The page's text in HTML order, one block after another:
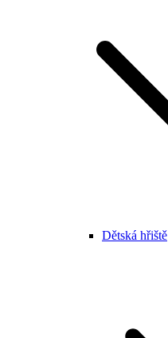
Dětská hřiště